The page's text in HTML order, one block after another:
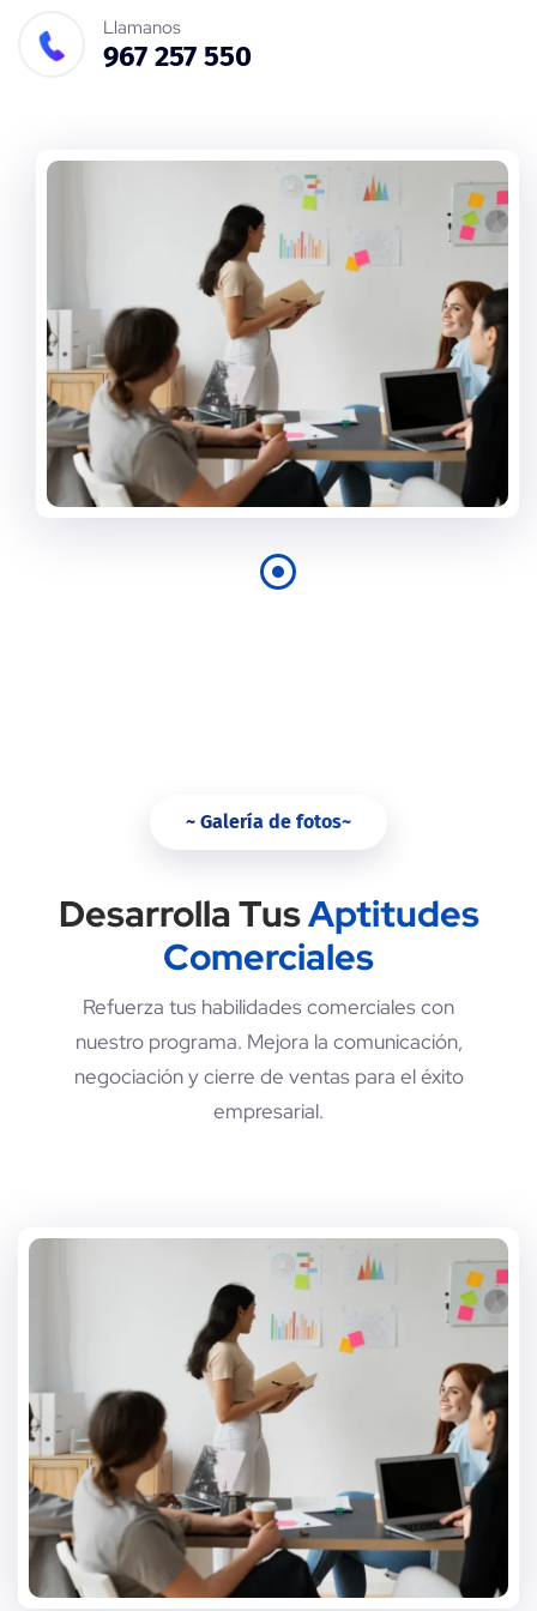
Llamanos
967 257 550
~ Galería de fotos~
Desarrolla TusAptitudes
Comerciales
Refuerza tus habilidades comerciales con
nuestro programa. Mejora la comunicación,
negociación y cierre de ventas para el éxito
empresarial.